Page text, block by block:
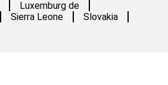
Luxemburg de
Sierra Leone
Slovakia